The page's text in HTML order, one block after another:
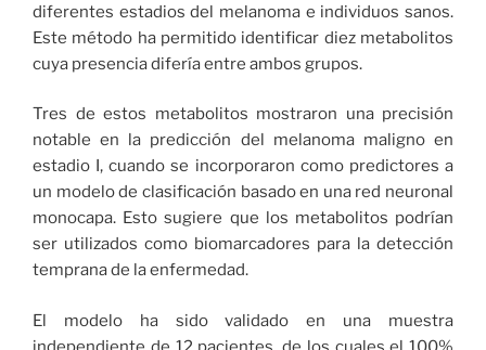
diferentes estadios del melanoma e individuos sanos.
Este método ha permitido identificar diez metabolitos
cuya presencia difería entre ambos grupos.
Tres de estos metabolitos mostraron una precisión
notable en la predicción del melanoma maligno en
estadio I, cuando se incorporaron como predictores a
un modelo de clasificación basado en una red neuronal
monocapa. Esto sugiere que los metabolitos podrían
ser utilizados como biomarcadores para la detección
temprana de la enfermedad.
El modelo ha sido validado en una muestra